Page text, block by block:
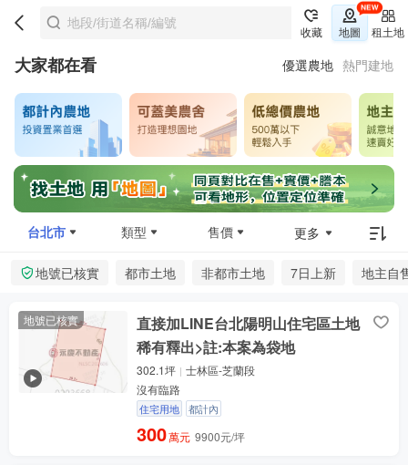
收藏 地圖 租土地
大家都在看 優選農地 熱門建地
台北市 類型 售價 更多
地號已核實 都市土地 非都市土地 7日上新 地主自
地號已核實
直接加LINE台北陽明山住宅區土地
稀有釋出>註:本案為袋地
302.1坪
士林區-芝蘭段
沒有臨路
住宅用地 都計內
300萬元 9900元/坪